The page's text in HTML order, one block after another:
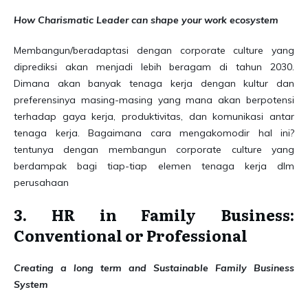
How Charismatic Leader can shape your work ecosystem
Membangun/beradaptasi dengan corporate culture yang
diprediksi akan menjadi lebih beragam di tahun 2030.
Dimana akan banyak tenaga kerja dengan kultur dan
preferensinya masing-masing yang mana akan berpotensi
terhadap gaya kerja, produktivitas, dan komunikasi antar
tenaga kerja. Bagaimana cara mengakomodir hal ini?
tentunya dengan membangun corporate culture yang
berdampak bagi tiap-tiap elemen tenaga kerja dlm
perusahaan
3. HR in Family Business:
Conventional or Professional
Creating a long term and Sustainable Family Business
System